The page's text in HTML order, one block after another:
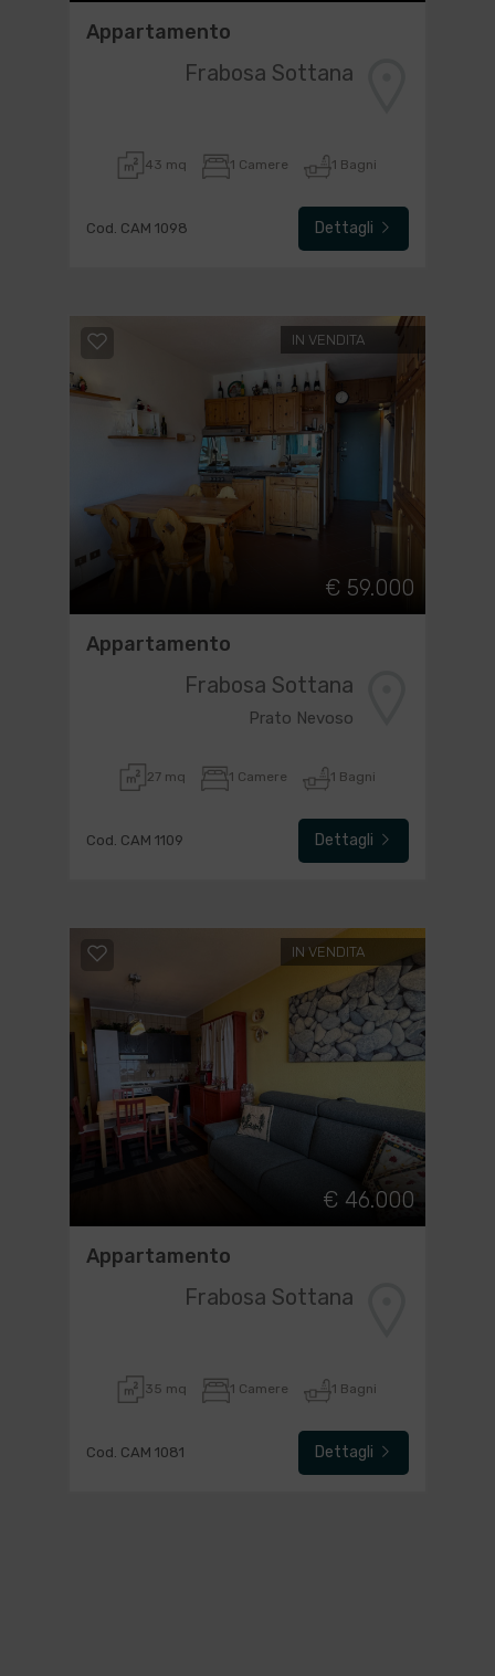
Appartamento
Frabosa Sottana
43 mq 1 Camere 1 Bagni
Cod. CAM 1098 Dettagli
IN VENDITA
€ 59.000
Appartamento
Frabosa Sottana
Prato Nevoso
27 mq 1 Camere 1 Bagni
Cod. CAM 1109 Dettagli
IN VENDITA
€ 46.000
Appartamento
Frabosa Sottana
35 mq 1 Camere 1 Bagni
Cod. CAM 1081 Dettagli